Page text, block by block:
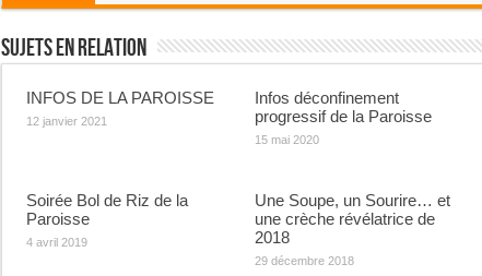
Sujets En Relation
INFOS DE LA PAROISSE
12 janvier 2021
Infos déconfinement
progressif de la Paroisse
15 mai 2020
Soirée Bol de Riz de la
Paroisse
4 avril 2019
Une Soupe, un Sourire… et
une crèche révélatrice de
2018
29 décembre 2018